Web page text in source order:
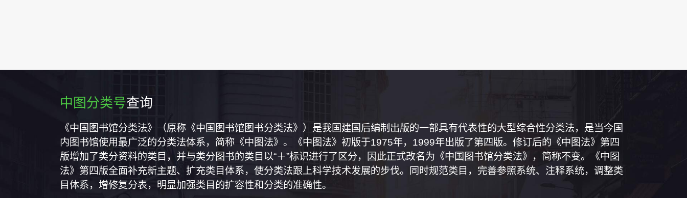
中图分类号查询
《中国图书馆分类法》（原称《中国图书馆图书分类法》）是我国建国后编制出版的一部具有代表性的大型综合性分类法，是当今国
内图书馆使用最广泛的分类法体系，简称《中图法》。《中图法》初版于1975年，1999年出版了第四版。修订后的《中图法》第四
版增加了类分资料的类目，并与类分图书的类目以“＋”标识进行了区分，因此正式改名为《中国图书馆分类法》，简称不变。《中图
法》第四版全面补充新主题、扩充类目体系，使分类法跟上科学技术发展的步伐。同时规范类目，完善参照系统、注释系统，调整类
目体系，增修复分表，明显加强类目的扩容性和分类的准确性。